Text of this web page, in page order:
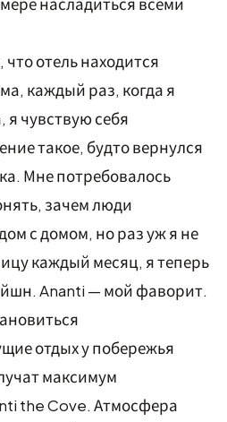
отель находится
каждый раз, когда я
я чувствую себя
такое, будто вернулся
Мне потребовалось
зачем люди
с домом, но раз уж я не
каждый месяц, я теперь
Ananti — мой фаворит.
отдых у побережья
максимум
the Cove. Атмосфера